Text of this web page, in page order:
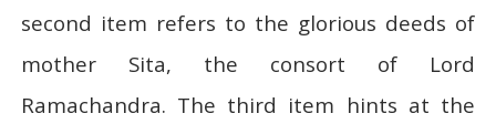
second item refers to the glorious deeds of
mother Sita, the consort of Lord
Ramachandra. The third item hints at the